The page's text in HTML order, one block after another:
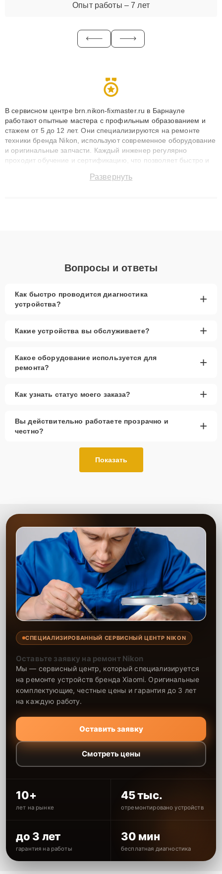
Опыт работы – 7 лет
В сервисном центре brn.nikon-fixmaster.ru в Барнауле
работают опытные мастера с профильным образованием и
стажем от 5 до 12 лет. Они специализируются на ремонте
техники бренда Nikon, используют современное оборудование
и оригинальные запчасти. Каждый инженер регулярно
проходит обучение и сертификацию, что позволяет быстро и
сохранением гарантии до 3 лет. Наши мастера решают
Развернуть
Вопросы и ответы
Как быстро проводится диагностика
устройства?
+
Какие устройства вы обслуживаете? +
Какое оборудование используется для
ремонта?
+
Как узнать статус моего заказа? +
Вы действительно работаете прозрачно и
честно?
+
Показать
СПЕЦИАЛИЗИРОВАННЫЙ СЕРВИСНЫЙ ЦЕНТР NIKON
Оставьте заявку на ремонт Nikon
Мы — сервисный центр, который специализируется
на ремонте устройств бренда Xiaomi. Оригинальные
комплектующие, честные цены и гарантия до 3 лет
на каждую работу.
Оставить заявку
Смотреть цены
10+
лет на рынке
45 тыс.
отремонтировано устройств
до 3 лет
гарантия на работы
30 мин
бесплатная диагностика